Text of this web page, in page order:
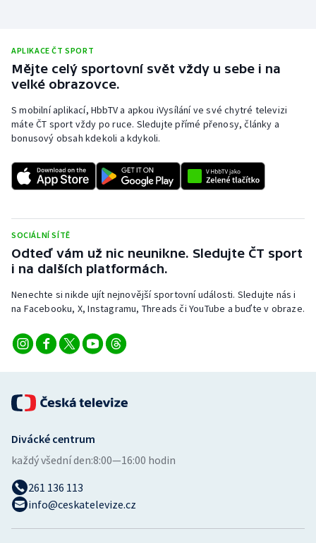
Rychlostní kanoistika
Short track
Stolní tenis
Triatlon
Veslování
Vodní slalom
Ostatní
APLIKACE ČT SPORT
Mějte celý sportovní svět vždy u sebe i na
velké obrazovce.
S mobilní aplikací, HbbTV a apkou iVysílání ve své chytré televizi
máte ČT sport vždy po ruce. Sledujte přímé přenosy, články a
bonusový obsah kdekoli a kdykoli.
SOCIÁLNÍ SÍTĚ
Odteď vám už nic neunikne. Sledujte ČT sport
i na dalších platformách.
Nenechte si nikde ujít nejnovější sportovní události. Sledujte nás i
na Facebooku, X, Instagramu, Threads či YouTube a buďte v obraze.
Divácké centrum
každý všední den:8:00—16:00 hodin
261 136 113
info@ceskatelevize.cz